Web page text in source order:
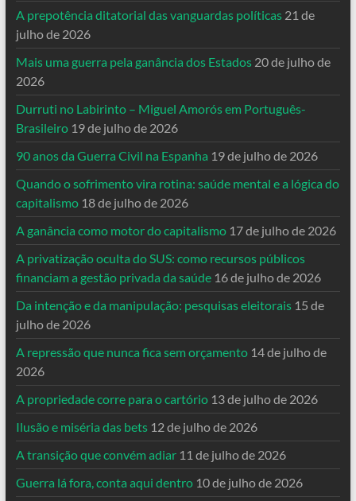
A prepotência ditatorial das vanguardas políticas 21 de
julho de 2026
Mais uma guerra pela ganância dos Estados 20 de julho de
2026
Durruti no Labirinto – Miguel Amorós em Português-
Brasileiro 19 de julho de 2026
90 anos da Guerra Civil na Espanha 19 de julho de 2026
Quando o sofrimento vira rotina: saúde mental e a lógica do
capitalismo 18 de julho de 2026
A ganância como motor do capitalismo 17 de julho de 2026
A privatização oculta do SUS: como recursos públicos
financiam a gestão privada da saúde 16 de julho de 2026
Da intenção e da manipulação: pesquisas eleitorais 15 de
julho de 2026
A repressão que nunca fica sem orçamento 14 de julho de
2026
A propriedade corre para o cartório 13 de julho de 2026
Ilusão e miséria das bets 12 de julho de 2026
A transição que convém adiar 11 de julho de 2026
Guerra lá fora, conta aqui dentro 10 de julho de 2026